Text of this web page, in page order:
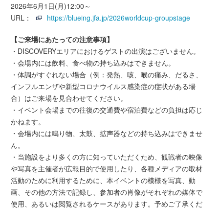
2026年6月1日(月)12:00～
URL：
https://blueing.jfa.jp/2026worldcup-groupstage
【ご来場にあたっての注意事項】
・DISCOVERYエリアにおけるゲストの出演はございません。
・会場内には飲料、食べ物の持ち込みはできません。
・体調がすぐれない場合（例：発熱、咳、喉の痛み、だるさ、
インフルエンザや新型コロナウイルス感染症の症状がある場
合）はご来場を見合わせてください。
・イベント会場までの往復の交通費や宿泊費などの負担は応じ
かねます。
・会場内には鳴り物、太鼓、拡声器などの持ち込みはできませ
ん。
・当施設をより多くの方に知っていただくため、観戦者の映像
や写真を主催者が広報目的で使用したり、各種メディアの取材
活動のために利用するために、本イベントの模様を写真、動
画、その他の方法で記録し、参加者の肖像がそれぞれの媒体で
使用、あるいは閲覧されるケースがあります。予めご了承くだ